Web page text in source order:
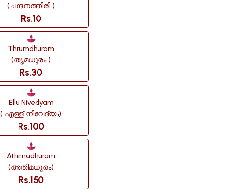
(ചന്ദനത്തിരി )
Rs.10
Thrumdhuram
(തൃമധുരം )
Rs.30
Ellu Nivedyam
( എള്ള് നിവേദ്യം)
Rs.100
Athimadhuram
(അതിമധുരം)
Rs.150